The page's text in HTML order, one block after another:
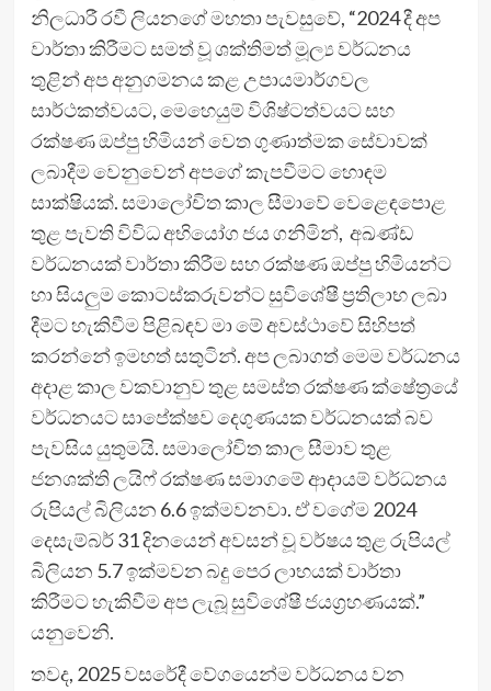
නිලධාරී රවී ලියනගේ මහතා පැවසුවේ, “2024 දී අප
වාර්තා කිරීමට සමත් වූ ශක්තිමත් මූල්‍ය වර්ධනය
තුළින් අප අනුගමනය කළ උපායමාර්ගවල
සාර්ථකත්වයට, මෙහෙයුම් විශිෂ්ටත්වයට සහ
රක්ෂණ ඔප්පු හිමියන් වෙත ගුණාත්මක සේවාවක්
ලබාදීම වෙනුවෙන් අපගේ කැපවීමට හොඳම
සාක්ෂියක්. සමාලෝචිත කාල සීමාවේ වෙළෙඳපොළ
තුළ පැවති විවිධ අභියෝග ජය ගනිමින්, අඛණ්ඩ
වර්ධනයක් වාර්තා කිරීම සහ රක්ෂණ ඔප්පු හිමියන්ට
හා සියලුම කොටස්කරුවන්ට සුවිශේෂී ප්‍රතිලාභ ලබා
දීමට හැකිවීම පිළිබඳව මා මේ අවස්ථාවේ සිහිපත්
කරන්නේ ඉමහත් සතුටින්. අප ලබාගත් මෙම වර්ධනය
අදාළ කාල වකවානුව තුළ සමස්ත රක්ෂණ ක්ෂේත්‍රයේ
වර්ධනයට සාපේක්ෂව දෙගුණයක වර්ධනයක් බව
පැවසිය යුතුමයි. සමාලෝචිත කාල සීමාව තුළ
ජනශක්ති ලයිෆ් රක්ෂණ සමාගමේ ආදායම් වර්ධනය
රුපියල් බිලියන 6.6 ඉක්මවනවා. ඒ වගේම 2024
දෙසැම්බර් 31 දිනයෙන් අවසන් වූ වර්ෂය තුළ රුපියල්
බිලියන 5.7 ඉක්මවන බදු පෙර ලාභයක් වාර්තා
කිරීමට හැකිවීම අප ලැබූ සුවිශේෂී ජයග්‍රහණයක්.”
යනුවෙනි.
තවද, 2025 වසරේදී වේගයෙන්ම වර්ධනය වන